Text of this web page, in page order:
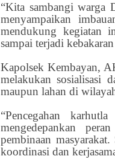
“Kita sambangi warga
menyampaikan
mendukung kegiatan
sampai terjadi
Kapolsek Kembayan,
melakukan sosialisasi
maupun lahan di
“Pencegahan
mengedepankan
pembinaan
koordinasi dan